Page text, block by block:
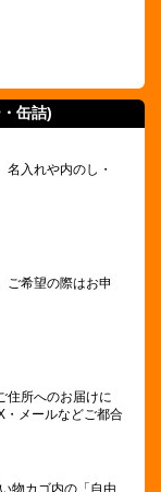
・缶詰)
入れや内のし・
ご希望の際はお申
住所へのお届けに
・メールなどご都合
物カゴ内の「自由